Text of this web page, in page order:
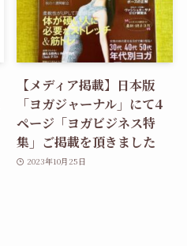
【メディア掲載】日本版
「ヨガジャーナル」にて4
ページ「ヨガビジネス特
集」ご掲載を頂きました
2023年10月25日